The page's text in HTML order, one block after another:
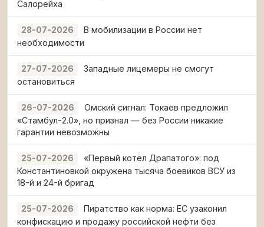
Салорейха
28-07-2026
В мобилизации в России нет
необходимости
27-07-2026
Западные лицемеры не смогут
остановиться
26-07-2026
Омский сигнал: Токаев предложил
«Стамбул-2.0», но признал — без России никакие
гарантии невозможны
25-07-2026
«Первый котёл Драпатого»: под
Константиновкой окружена тысяча боевиков ВСУ из
18-й и 24-й бригад
25-07-2026
Пиратство как норма: ЕС узаконил
конфискацию и продажу российской нефти без